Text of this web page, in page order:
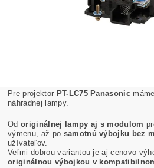
Pre projektor PT-LC75 Panasonic
náhradnej lampy.
Odoriginálnej lampy aj s modulom
výmenu, až po samotnú výbojku bez
užívateľov.
Veľmi dobrou variantou je aj cenovo
originálnou výbojkou v